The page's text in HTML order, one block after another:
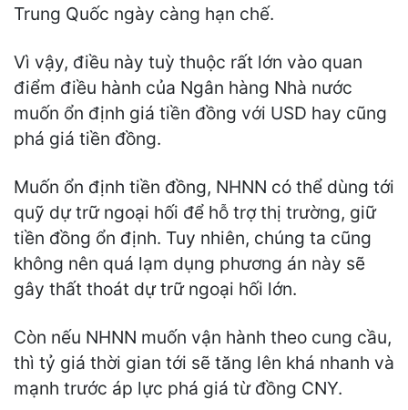
Trung Quốc ngày càng hạn chế.
Vì vậy, điều này tuỳ thuộc rất lớn vào quan
điểm điều hành của Ngân hàng Nhà nước
muốn ổn định giá tiền đồng với USD hay cũng
phá giá tiền đồng.
Muốn ổn định tiền đồng, NHNN có thể dùng tới
quỹ dự trữ ngoại hối để hỗ trợ thị trường, giữ
tiền đồng ổn định. Tuy nhiên, chúng ta cũng
không nên quá lạm dụng phương án này sẽ
gây thất thoát dự trữ ngoại hối lớn.
Còn nếu NHNN muốn vận hành theo cung cầu,
thì tỷ giá thời gian tới sẽ tăng lên khá nhanh và
mạnh trước áp lực phá giá từ đồng CNY.